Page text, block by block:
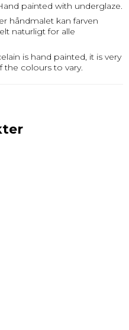
painted with underglaze.
håndmalet kan farven
naturligt for alle
is hand painted, it is very
colours to vary.